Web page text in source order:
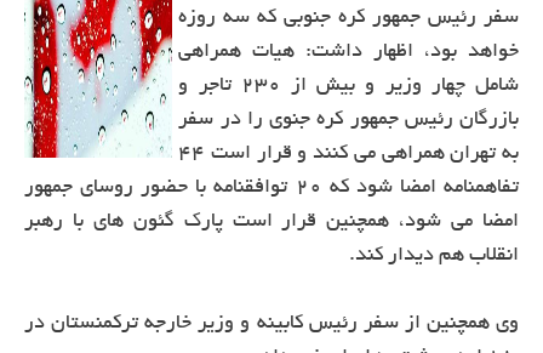
سفر رئیس جمهور کره جنوبی که سه روزه
خواهد بود، اظهار داشت: هیات همراهی
شامل چهار وزیر و بیش از ٢٣٠ تاجر و
بازرگان رئیس جمهور کره جنوی را در سفر
به تهران همراهی می کنند و قرار است ٤٤
تفاهمنامه امضا شود که ٢٠ توافقنامه با حضور روسای جمهور
امضا می شود، همچنین قرار است پارک گئون های با رهبر
انقلاب هم دیدار کند.
وی همچنین از سفر رئیس کابینه و وزیر خارجه ترکمنستان در